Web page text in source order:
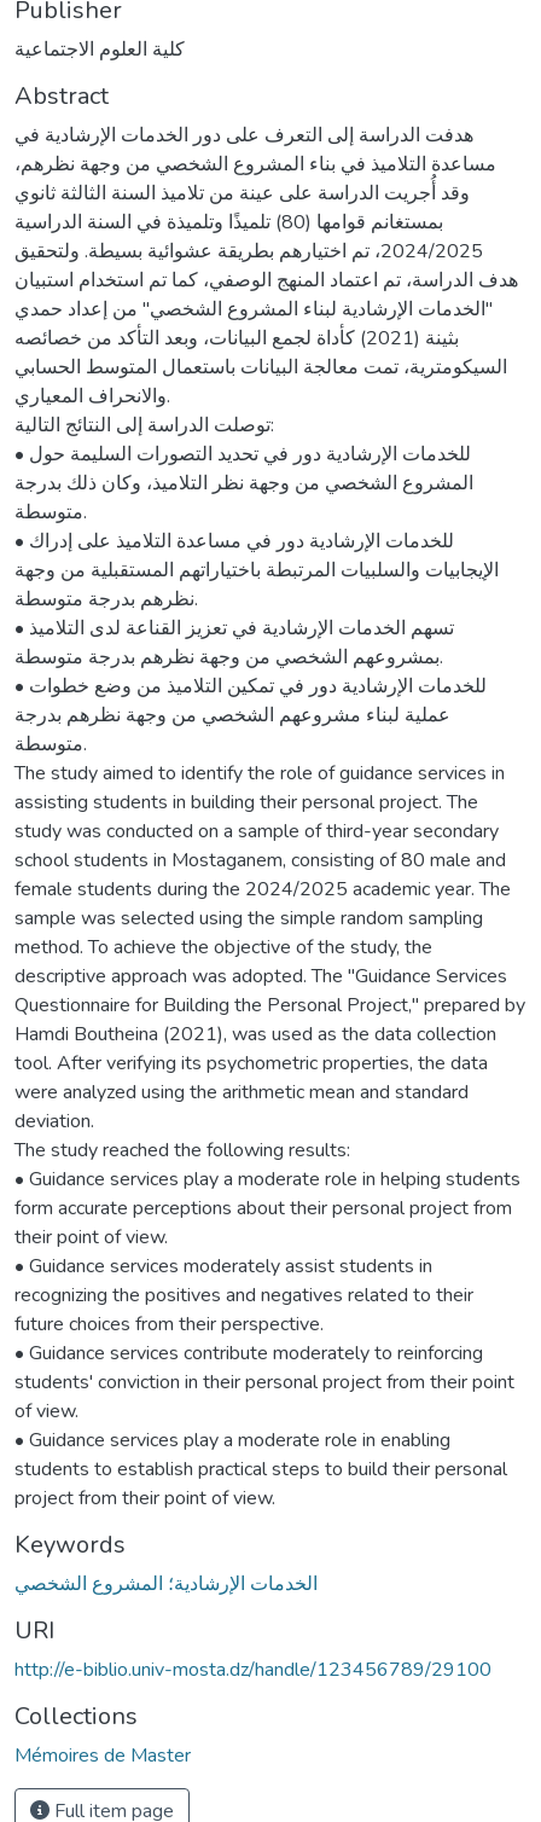
Publisher
كلية العلوم الاجتماعية
Abstract
هدفت الدراسة إلى التعرف على دور الخدمات الإرشادية في
مساعدة التلاميذ في بناء المشروع الشخصي من وجهة نظرهم،
وقد أُجريت الدراسة على عينة من تلاميذ السنة الثالثة ثانوي
بمستغانم قوامها (80) تلميذًا وتلميذة في السنة الدراسية
2024/2025، تم اختيارهم بطريقة عشوائية بسيطة. ولتحقيق
هدف الدراسة، تم اعتماد المنهج الوصفي، كما تم استخدام استبيان
"الخدمات الإرشادية لبناء المشروع الشخصي" من إعداد حمدي
بثينة (2021) كأداة لجمع البيانات، وبعد التأكد من خصائصه
السيكومترية، تمت معالجة البيانات باستعمال المتوسط الحسابي
والانحراف المعياري.
توصلت الدراسة إلى النتائج التالية:
• للخدمات الإرشادية دور في تحديد التصورات السليمة حول
المشروع الشخصي من وجهة نظر التلاميذ، وكان ذلك بدرجة
متوسطة.
• للخدمات الإرشادية دور في مساعدة التلاميذ على إدراك
الإيجابيات والسلبيات المرتبطة باختياراتهم المستقبلية من وجهة
نظرهم بدرجة متوسطة.
• تسهم الخدمات الإرشادية في تعزيز القناعة لدى التلاميذ
بمشروعهم الشخصي من وجهة نظرهم بدرجة متوسطة.
• للخدمات الإرشادية دور في تمكين التلاميذ من وضع خطوات
عملية لبناء مشروعهم الشخصي من وجهة نظرهم بدرجة
متوسطة.
The study aimed to identify the role of guidance services in
assisting students in building their personal project. The
study was conducted on a sample of third-year secondary
school students in Mostaganem, consisting of 80 male and
female students during the 2024/2025 academic year. The
sample was selected using the simple random sampling
method. To achieve the objective of the study, the
descriptive approach was adopted. The "Guidance Services
Questionnaire for Building the Personal Project," prepared by
Hamdi Boutheina (2021), was used as the data collection
tool. After verifying its psychometric properties, the data
were analyzed using the arithmetic mean and standard
deviation.
The study reached the following results:
• Guidance services play a moderate role in helping students
form accurate perceptions about their personal project from
their point of view.
• Guidance services moderately assist students in
recognizing the positives and negatives related to their
future choices from their perspective.
• Guidance services contribute moderately to reinforcing
students' conviction in their personal project from their point
of view.
• Guidance services play a moderate role in enabling
students to establish practical steps to build their personal
project from their point of view.
Keywords
الخدمات الإرشادية؛ المشروع الشخصي
URI
http://e-biblio.univ-mosta.dz/handle/123456789/29100
Collections
Mémoires de Master
Full item page